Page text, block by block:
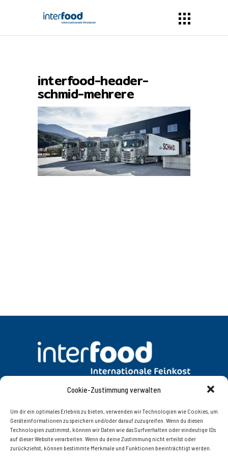
Cookie-Zustimmung verwalten
Um dir ein optimales Erlebnis zu bieten, verwenden wir Technologien wie Cookies, um
Geräteinformationen zu speichern und/oder darauf zuzugreifen. Wenn du diesen
Technologien zustimmst, können wir Daten wie das Surfverhalten oder eindeutige IDs
auf dieser Website verarbeiten. Wenn du deine Zustimmung nicht erteilst oder
zurückziehst, können bestimmte Merkmale und Funktionen beeinträchtigt werden.
interfood-header-
schmid-mehrere
KONTAKT IMPRESSUM